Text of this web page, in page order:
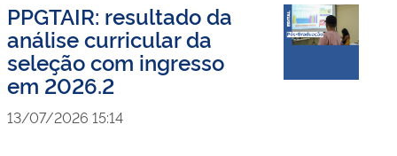
PPGTAIR: resultado da
análise curricular da
seleção com ingresso
em 2026.2
13/07/2026 15:14